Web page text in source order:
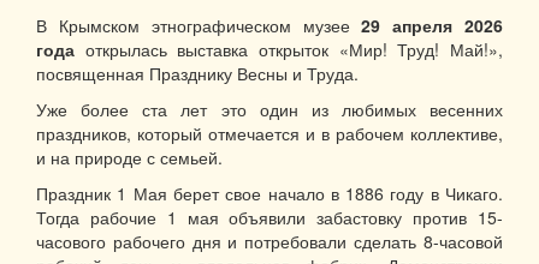
В Крымском этнографическом музее29 апреля 2026
года открылась выставка открыток «Мир! Труд! Май!»,
посвященная Празднику Весны и Труда.
Уже более ста лет это один из любимых весенних
праздников, который отмечается и в рабочем коллективе,
и на природе с семьей.
Праздник 1 Мая берет свое начало в 1886 году в Чикаго.
Тогда рабочие 1 мая объявили забастовку против 15-
часового рабочего дня и потребовали сделать 8-часовой